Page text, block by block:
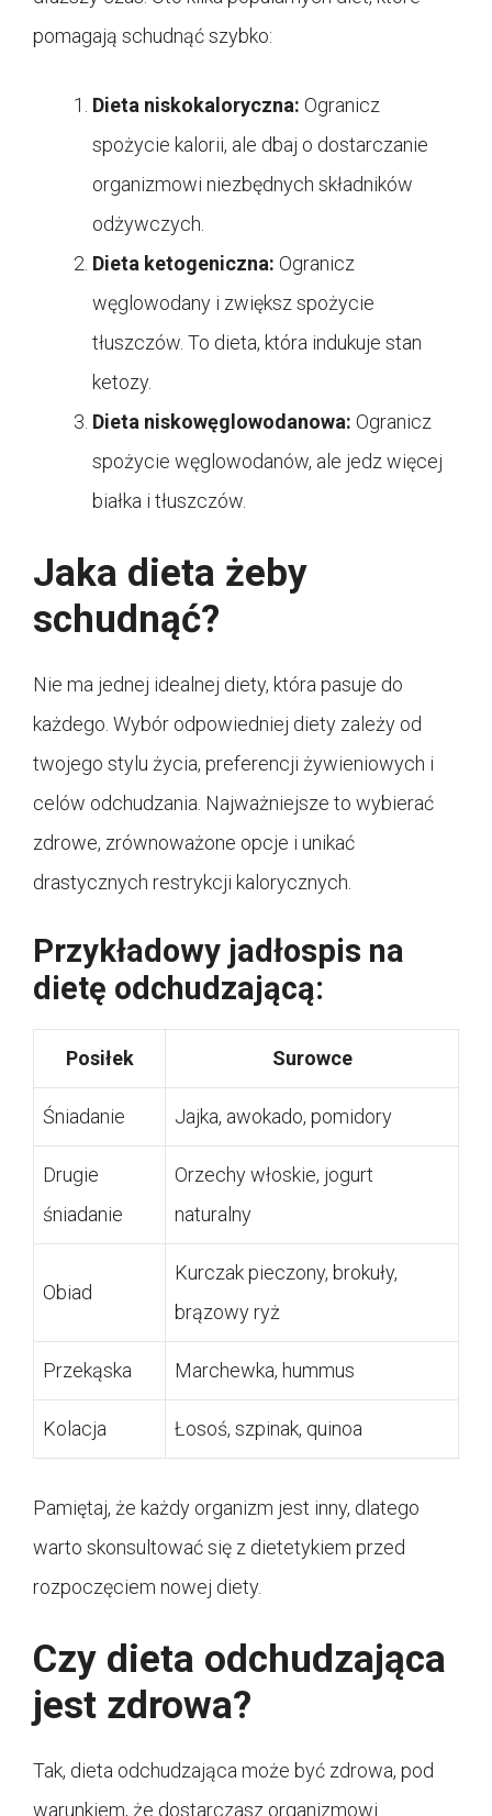
pomagają schudnąć szybko:
Dieta niskokaloryczna: Ogranicz
spożycie kalorii, ale dbaj o dostarczanie
organizmowi niezbędnych składników
odżywczych.
Dieta ketogeniczna: Ogranicz
węglowodany i zwiększ spożycie
tłuszczów. To dieta, która indukuje stan
ketozy.
Dieta niskowęglowodanowa: Ogranicz
spożycie węglowodanów, ale jedz więcej
białka i tłuszczów.
Jaka dieta żeby
schudnąć?
Nie ma jednej idealnej diety, która pasuje do
każdego. Wybór odpowiedniej diety zależy od
twojego stylu życia, preferencji żywieniowych i
celów odchudzania. Najważniejsze to wybierać
zdrowe, zrównoważone opcje i unikać
drastycznych restrykcji kalorycznych.
Przykładowy jadłospis na
dietę odchudzającą:
Posiłek Surowce
Śniadanie Jajka, awokado, pomidory
Drugie
śniadanie
Orzechy włoskie, jogurt
naturalny
Obiad
Kurczak pieczony, brokuły,
brązowy ryż
Przekąska Marchewka, hummus
Kolacja Łosoś, szpinak, quinoa
Pamiętaj, że każdy organizm jest inny, dlatego
warto skonsultować się z dietetykiem przed
rozpoczęciem nowej diety.
Czy dieta odchudzająca
jest zdrowa?
Tak, dieta odchudzająca może być zdrowa, pod
warunkiem, że dostarczasz organizmowi